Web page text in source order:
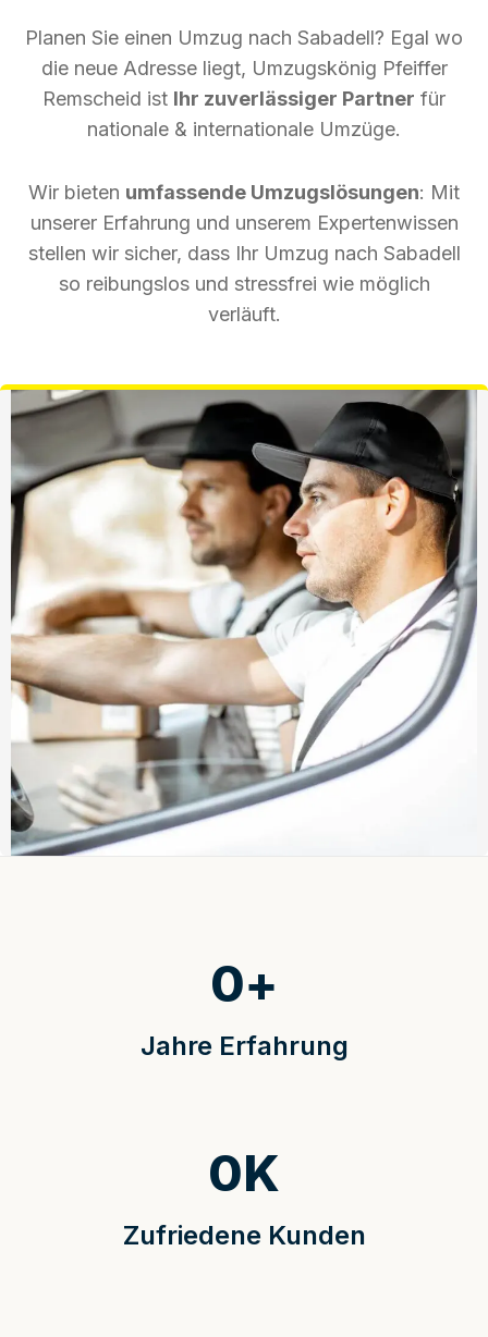
Planen Sie einen Umzug nach Sabadell? Egal wo
die neue Adresse liegt, Umzugskönig Pfeiffer
Remscheid ist Ihr zuverlässiger Partner für
nationale & internationale Umzüge.
Wir bieten umfassende Umzugslösungen: Mit
unserer Erfahrung und unserem Expertenwissen
stellen wir sicher, dass Ihr Umzug nach Sabadell
so reibungslos und stressfrei wie möglich
verläuft.
Jahre Erfahrung
0+
Zufriedene Kunden
0K